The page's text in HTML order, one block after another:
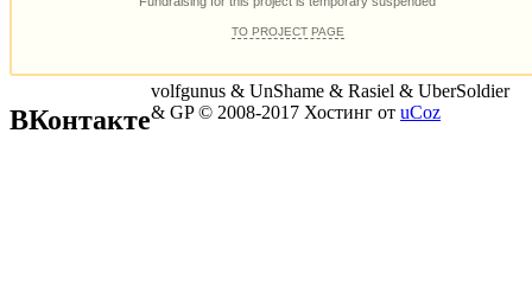
ВКонтакте
volfgunus & UnShame & Rasiel & UberSoldier
& GP © 2008-2017 Хостинг от uCoz